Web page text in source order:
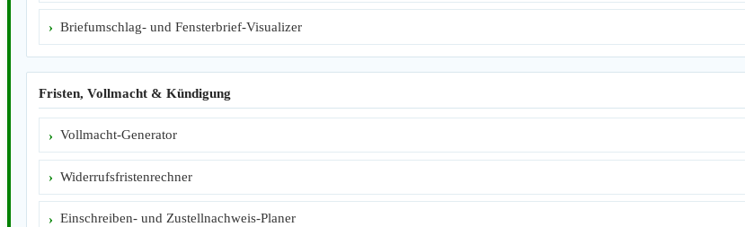
Briefumschlag- und Fensterbrief-Visualizer
Fristen, Vollmacht & Kündigung
Vollmacht-Generator
Widerrufsfristenrechner
Einschreiben- und Zustellnachweis-Planer